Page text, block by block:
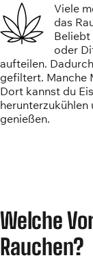
Viele
das
Beliebt
oder
aufteilen.
gefiltert. Manche
Dort kannst du
herunterzukühlen
genießen.
Welche
Rauchen?